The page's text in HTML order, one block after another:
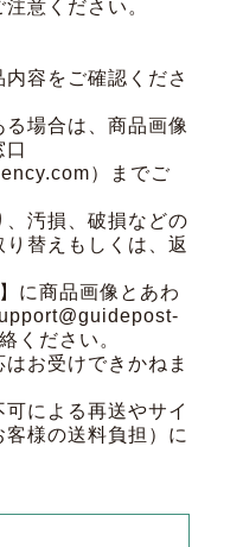
意ください。
容をご確認くださ
場合は、商品画像
口
）までご
汚損、破損などの
替えもしくは、返
に商品画像とあわ
ください。
はお受けできかねま
による再送やサイ
様の送料負担）に